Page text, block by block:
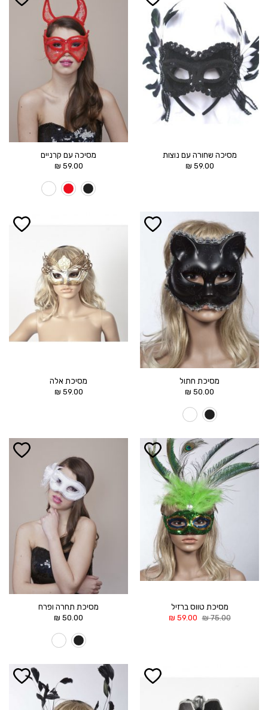
הוסף ל
WISHLIST
מסיכה שחורה עם נוצות
59.00
₪
הוסף ל
WISHLIST
מסיכה עם קרניים
59.00
₪
הוסף ל
WISHLIST
מסיכת חתול
50.00
₪
WISHLIST
מסיכת אלה
59.00
₪
הוסף ל
WISHLIST
מסיכת טווס ברזיל
75.00
₪ המחיר
59.00
₪
WISHLIST
מסיכת תחרה ופרח
50.00
₪
הוסף ל
WISHLIST